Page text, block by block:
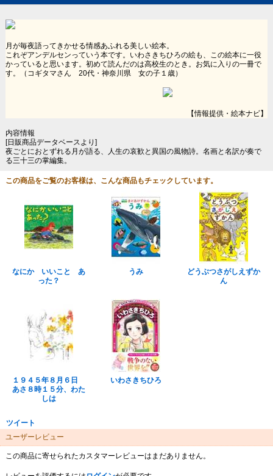
月が毎夜語ってきかせる情感あふれる美しい絵本。
これぞアンデルセンっていう本です。いわさきちひろの絵も、この絵本に一役
かっていると思います。初めて読んだのは高校生のとき。お気に入りの一冊で
す。（コギタマさん 20代・神奈川県 女の子１歳）
【情報提供・絵本ナビ】
内容情報
[日販商品データベースより]
夜ごとにおとずれる月が語る、人生の哀歓と異国の風物詩。名画と名訳が奏で
る三十三の掌編集。
この商品をご覧のお客様は、こんな商品もチェックしています。
なにか いいこと あ
った？
うみ
どうぶつさがしえずか
ん
１９４５年８月６日
あさ８時１５分、わた
しは
いわさきちひろ
ツイート
ユーザーレビュー
この商品に寄せられたカスタマーレビューはまだありません。